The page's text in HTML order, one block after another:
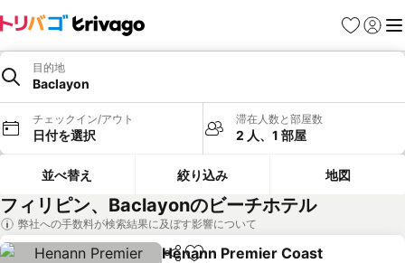
お気に入り
ログイ
メ
目的地
Baclayon
チェックイン/アウト
日付を選択
滞在人数と部屋数
2 人、1 部屋
並べ替え 絞り込み 地図
フィリピン、Baclayonのビーチホテル
弊社への手数料が検索結果に及ぼす影響について
Henann Premier Coast